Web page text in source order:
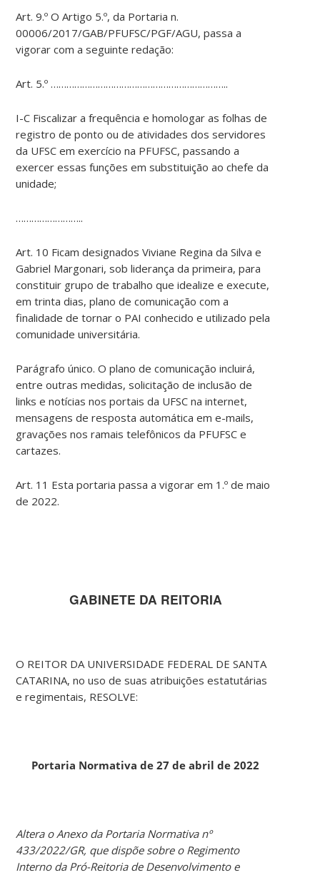
Art. 9.º O Artigo 5.º, da Portaria n.
00006/2017/GAB/PFUFSC/PGF/AGU, passa a
vigorar com a seguinte redação:
Art. 5.º …………………………………………………………..
I-C Fiscalizar a frequência e homologar as folhas de
registro de ponto ou de atividades dos servidores
da UFSC em exercício na PFUFSC, passando a
exercer essas funções em substituição ao chefe da
unidade;
……………………..
Art. 10 Ficam designados Viviane Regina da Silva e
Gabriel Margonari, sob liderança da primeira, para
constituir grupo de trabalho que idealize e execute,
em trinta dias, plano de comunicação com a
finalidade de tornar o PAI conhecido e utilizado pela
comunidade universitária.
Parágrafo único. O plano de comunicação incluirá,
entre outras medidas, solicitação de inclusão de
links e notícias nos portais da UFSC na internet,
mensagens de resposta automática em e-mails,
gravações nos ramais telefônicos da PFUFSC e
cartazes.
Art. 11 Esta portaria passa a vigorar em 1.º de maio
de 2022.
GABINETE DA REITORIA
O REITOR DA UNIVERSIDADE FEDERAL DE SANTA
CATARINA, no uso de suas atribuições estatutárias
e regimentais, RESOLVE:
Portaria Normativa de 27 de abril de 2022
Altera o Anexo da Portaria Normativa nº
433/2022/GR, que dispõe sobre o Regimento
Interno da Pró-Reitoria de Desenvolvimento e